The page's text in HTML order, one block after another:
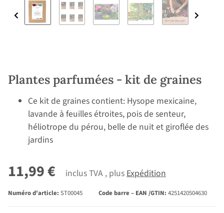
Plantes parfumées - kit de graines
Ce kit de graines contient: Hysope mexicaine,
lavande à feuilles étroites, pois de senteur,
héliotrope du pérou, belle de nuit et giroflée des
jardins
11,99 € inclus TVA , plusExpédition
Numéro d'article: ST00045 Code barre – EAN /GTIN: 4251420504630